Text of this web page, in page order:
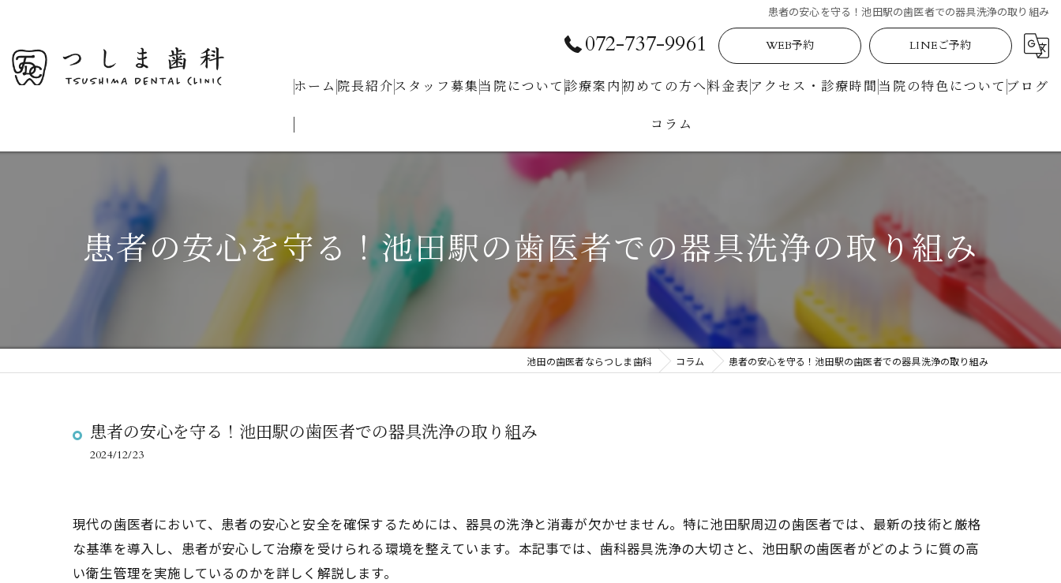
患者の安心を守る！池田駅の歯医者での器具洗浄の取り組み
072-737-9961 WEB予約 LINEご予約
ホーム 院長紹介スタッフ募集当院について 診療案内
⾍⻭治療
睡眠歯科
噛み合わせ
初めての⽅へ料金表アクセス・診療時間 当院の特色について
駅近
マイクロスコープ
ブログ
コラム
患者の安心を守る！池田駅の歯医者での器具洗浄の取り組み
池田の歯医者ならつしま歯科 コラム 患者の安心を守る！池田駅の歯医者での器具洗浄の取り組み
患者の安心を守る！池田駅の歯医者での器具洗浄の取り組み
2024/12/23
現代の歯医者において、患者の安心と安全を確保するためには、器具の洗浄と消毒が欠かせません。特に池田駅周辺の歯医者では、最新の技術と厳格
な基準を導入し、患者が安心して治療を受けられる環境を整えています。本記事では、歯科器具洗浄の大切さと、池田駅の歯医者がどのように質の高
い衛生管理を実施しているのかを詳しく解説します。